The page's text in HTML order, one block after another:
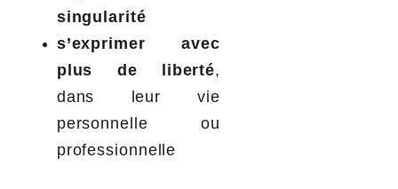
singularité
s’exprimer avec
plus de liberté,
dans leur vie
personnelle ou
professionnelle